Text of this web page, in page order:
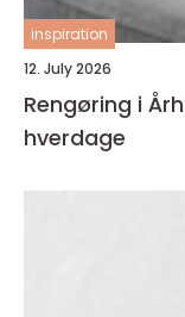
inspiration
12. July 2026
Rengøring i
hverdage